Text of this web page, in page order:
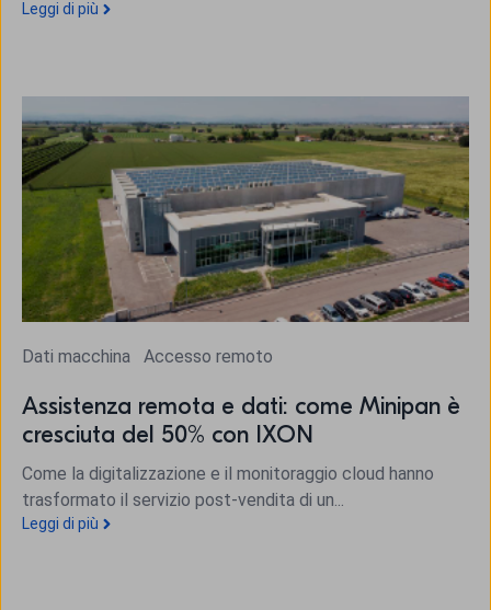
Leggi di più
Dati macchina Accesso remoto
Assistenza remota e dati: come Minipan è
cresciuta del 50% con IXON
Come la digitalizzazione e il monitoraggio cloud hanno
trasformato il servizio post‑vendita di un...
Leggi di più